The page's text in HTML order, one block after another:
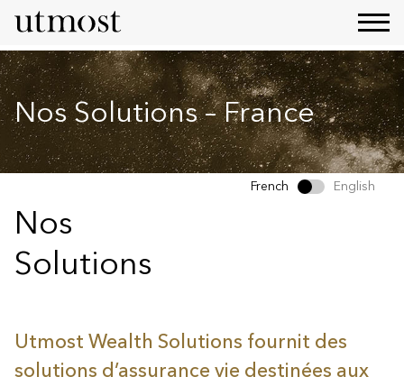
Nos Solutions – France
French English
Nos
Solutions
Utmost Wealth Solutions fournit des
solutions d’assurance vie destinées aux